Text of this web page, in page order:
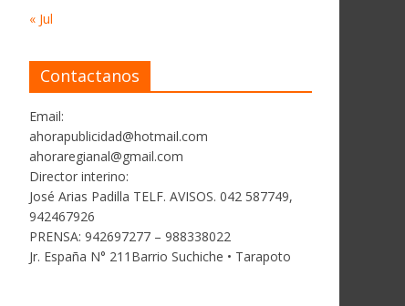
« Jul
Contactanos
Email:
ahorapublicidad@hotmail.com
ahoraregianal@gmail.com
Director interino:
José Arias Padilla TELF. AVISOS. 042 587749,
942467926
PRENSA: 942697277 – 988338022
Jr. España N° 211Barrio Suchiche • Tarapoto